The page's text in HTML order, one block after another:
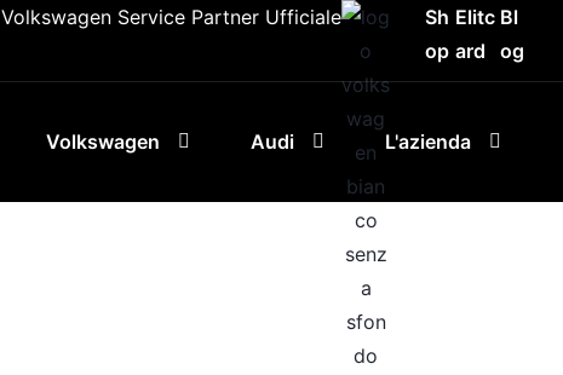
Volkswagen Service Partner Ufficiale
Sh
op
Elitc
ard
Bl
og
Volkswagen Audi L'azienda